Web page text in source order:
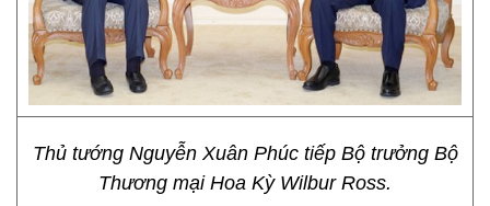
Thủ tướng Nguyễn Xuân Phúc tiếp Bộ trưởng Bộ
Thương mại Hoa Kỳ Wilbur Ross.